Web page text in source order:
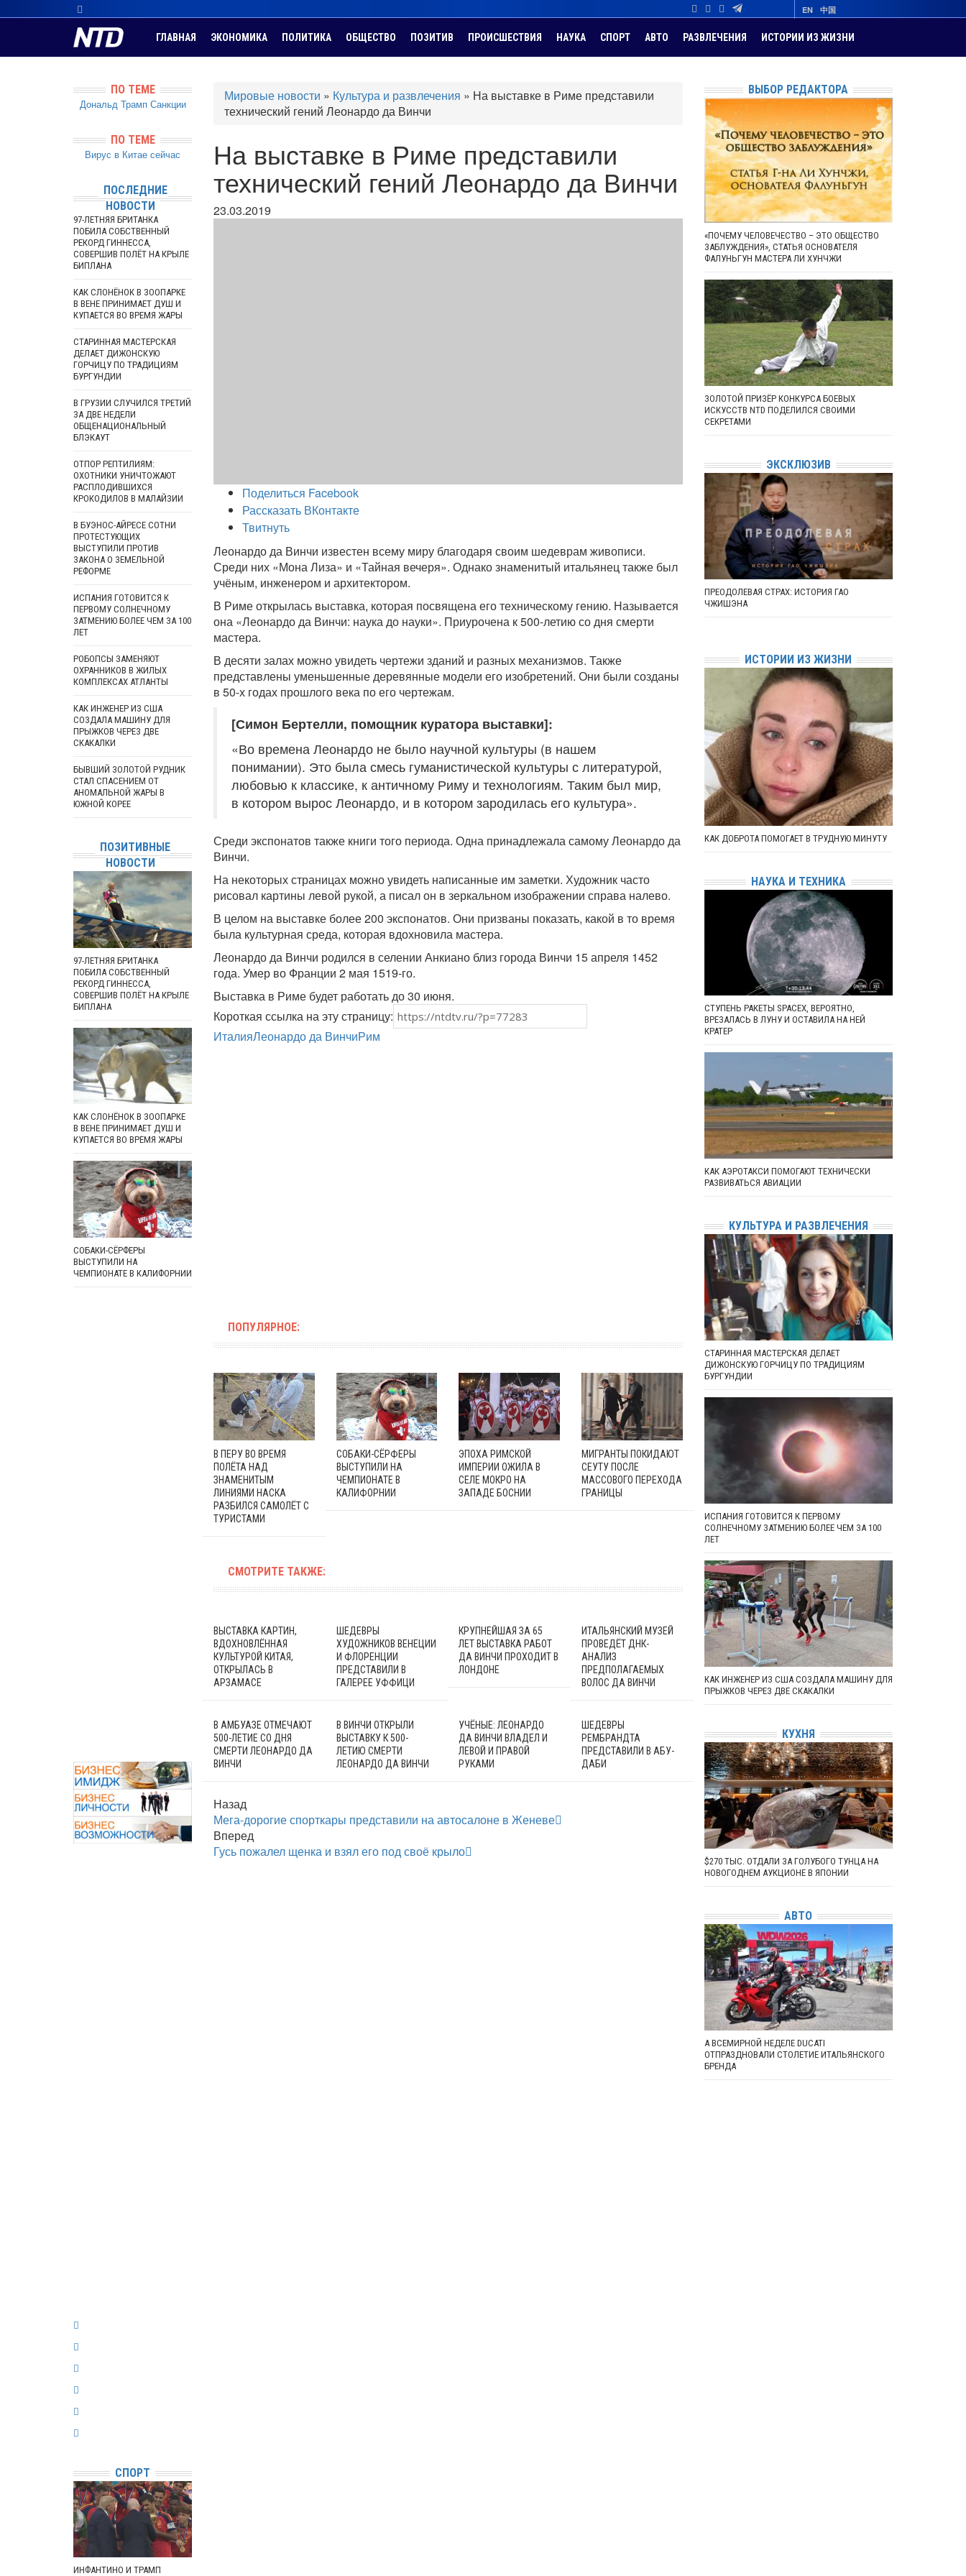
EN 中国
ГЛАВНАЯ ЭКОНОМИКА ПОЛИТИКА ОБЩЕСТВО ПОЗИТИВ ПРОИСШЕСТВИЯ НАУКА СПОРТ АВТО РАЗВЛЕЧЕНИЯ ИСТОРИИ ИЗ ЖИЗНИ
Мировые новости » Культура и развлечения » На выставке в Риме представили
технический гений Леонардо да Винчи
На выставке в Риме представили
технический гений Леонардо да Винчи
23.03.2019
Поделиться Facebook
Рассказать ВКонтакте
Твитнуть
Леонардо да Винчи известен всему миру благодаря своим шедеврам живописи.
Среди них «Мона Лиза» и «Тайная вечеря». Однако знаменитый итальянец также был
учёным, инженером и архитектором.
В Риме открылась выставка, которая посвящена его техническому гению. Называется
она «Леонардо да Винчи: наука до науки». Приурочена к 500-летию со дня смерти
мастера.
В десяти залах можно увидеть чертежи зданий и разных механизмов. Также
представлены уменьшенные деревянные модели его изобретений. Они были созданы
в 50-х годах прошлого века по его чертежам.
[Симон Бертелли, помощник куратора выставки]:
«Во времена Леонардо не было научной культуры (в нашем
понимании). Это была смесь гуманистической культуры с литературой,
любовью к классике, к античному Риму и технологиям. Таким был мир,
в котором вырос Леонардо, и в котором зародилась его культура».
Среди экспонатов также книги того периода. Одна принадлежала самому Леонардо да
Винчи.
На некоторых страницах можно увидеть написанные им заметки. Художник часто
рисовал картины левой рукой, а писал он в зеркальном изображении справа налево.
В целом на выставке более 200 экспонатов. Они призваны показать, какой в то время
была культурная среда, которая вдохновила мастера.
Леонардо да Винчи родился в селении Анкиано близ города Винчи 15 апреля 1452
года. Умер во Франции 2 мая 1519-го.
Выставка в Риме будет работать до 30 июня.
Короткая ссылка на эту страницу:
ИталияЛеонардо да ВинчиРим
ПОПУЛЯРНОЕ:
В ПЕРУ ВО ВРЕМЯ
ПОЛЁТА НАД
ЗНАМЕНИТЫМ
ЛИНИЯМИ НАСКА
РАЗБИЛСЯ САМОЛЁТ С
ТУРИСТАМИ
СОБАКИ-СЁРФЕРЫ
ВЫСТУПИЛИ НА
ЧЕМПИОНАТЕ В
КАЛИФОРНИИ
ЭПОХА РИМСКОЙ
ИМПЕРИИ ОЖИЛА В
СЕЛЕ МОКРО НА
ЗАПАДЕ БОСНИИ
МИГРАНТЫ ПОКИДАЮТ
СЕУТУ ПОСЛЕ
МАССОВОГО ПЕРЕХОДА
ГРАНИЦЫ
СМОТРИТЕ ТАКЖЕ:
ВЫСТАВКА КАРТИН,
ВДОХНОВЛЁННАЯ
КУЛЬТУРОЙ КИТАЯ,
ОТКРЫЛАСЬ В
АРЗАМАСЕ
ШЕДЕВРЫ
ХУДОЖНИКОВ ВЕНЕЦИИ
И ФЛОРЕНЦИИ
ПРЕДСТАВИЛИ В
ГАЛЕРЕЕ УФФИЦИ
КРУПНЕЙШАЯ ЗА 65
ЛЕТ ВЫСТАВКА РАБОТ
ДА ВИНЧИ ПРОХОДИТ В
ЛОНДОНЕ
ИТАЛЬЯНСКИЙ МУЗЕЙ
ПРОВЕДЁТ ДНК-
АНАЛИЗ
ПРЕДПОЛАГАЕМЫХ
ВОЛОС ДА ВИНЧИ
В АМБУАЗЕ ОТМЕЧАЮТ
500-ЛЕТИЕ СО ДНЯ
СМЕРТИ ЛЕОНАРДО ДА
ВИНЧИ
В ВИНЧИ ОТКРЫЛИ
ВЫСТАВКУ К 500-
ЛЕТИЮ СМЕРТИ
ЛЕОНАРДО ДА ВИНЧИ
УЧЁНЫЕ: ЛЕОНАРДО
ДА ВИНЧИ ВЛАДЕЛ И
ЛЕВОЙ И ПРАВОЙ
РУКАМИ
ШЕДЕВРЫ
РЕМБРАНДТА
ПРЕДСТАВИЛИ В АБУ-
ДАБИ
Назад
Мега-дорогие спорткары представили на автосалоне в Женеве
Вперед
Гусь пожалел щенка и взял его под своё крыло
ПО ТЕМЕ
Дональд Трамп Санкции
ПО ТЕМЕ
Вирус в Китае сейчас
ПОСЛЕДНИЕ
НОВОСТИ
97-ЛЕТНЯЯ БРИТАНКА
ПОБИЛА СОБСТВЕННЫЙ
РЕКОРД ГИННЕССА,
СОВЕРШИВ ПОЛЁТ НА КРЫЛЕ
БИПЛАНА
КАК СЛОНЁНОК В ЗООПАРКЕ
В ВЕНЕ ПРИНИМАЕТ ДУШ И
КУПАЕТСЯ ВО ВРЕМЯ ЖАРЫ
СТАРИННАЯ МАСТЕРСКАЯ
ДЕЛАЕТ ДИЖОНСКУЮ
ГОРЧИЦУ ПО ТРАДИЦИЯМ
БУРГУНДИИ
В ГРУЗИИ СЛУЧИЛСЯ ТРЕТИЙ
ЗА ДВЕ НЕДЕЛИ
ОБЩЕНАЦИОНАЛЬНЫЙ
БЛЭКАУТ
ОТПОР РЕПТИЛИЯМ:
ОХОТНИКИ УНИЧТОЖАЮТ
РАСПЛОДИВШИХСЯ
КРОКОДИЛОВ В МАЛАЙЗИИ
В БУЭНОС-АЙРЕСЕ СОТНИ
ПРОТЕСТУЮЩИХ
ВЫСТУПИЛИ ПРОТИВ
ЗАКОНА О ЗЕМЕЛЬНОЙ
РЕФОРМЕ
ИСПАНИЯ ГОТОВИТСЯ К
ПЕРВОМУ СОЛНЕЧНОМУ
ЗАТМЕНИЮ БОЛЕЕ ЧЕМ ЗА 100
ЛЕТ
РОБОПСЫ ЗАМЕНЯЮТ
ОХРАННИКОВ В ЖИЛЫХ
КОМПЛЕКСАХ АТЛАНТЫ
КАК ИНЖЕНЕР ИЗ США
СОЗДАЛА МАШИНУ ДЛЯ
ПРЫЖКОВ ЧЕРЕЗ ДВЕ
СКАКАЛКИ
БЫВШИЙ ЗОЛОТОЙ РУДНИК
СТАЛ СПАСЕНИЕМ ОТ
АНОМАЛЬНОЙ ЖАРЫ В
ЮЖНОЙ КОРЕЕ
ПОЗИТИВНЫЕ
НОВОСТИ
97-ЛЕТНЯЯ БРИТАНКА
ПОБИЛА СОБСТВЕННЫЙ
РЕКОРД ГИННЕССА,
СОВЕРШИВ ПОЛЁТ НА КРЫЛЕ
БИПЛАНА
КАК СЛОНЁНОК В ЗООПАРКЕ
В ВЕНЕ ПРИНИМАЕТ ДУШ И
КУПАЕТСЯ ВО ВРЕМЯ ЖАРЫ
СОБАКИ-СЁРФЕРЫ
ВЫСТУПИЛИ НА
ЧЕМПИОНАТЕ В КАЛИФОРНИИ
СПОРТ
ИНФАНТИНО И ТРАМП
ВЫБОР РЕДАКТОРА
«ПОЧЕМУ ЧЕЛОВЕЧЕСТВО – ЭТО ОБЩЕСТВО
ЗАБЛУЖДЕНИЯ», СТАТЬЯ ОСНОВАТЕЛЯ
ФАЛУНЬГУН МАСТЕРА ЛИ ХУНЧЖИ
ЗОЛОТОЙ ПРИЗЁР КОНКУРСА БОЕВЫХ
ИСКУССТВ NTD ПОДЕЛИЛСЯ СВОИМИ
СЕКРЕТАМИ
ЭКСКЛЮЗИВ
ПРЕОДОЛЕВАЯ СТРАХ: ИСТОРИЯ ГАО
ЧЖИШЭНА
ИСТОРИИ ИЗ ЖИЗНИ
КАК ДОБРОТА ПОМОГАЕТ В ТРУДНУЮ МИНУТУ
НАУКА И ТЕХНИКА
СТУПЕНЬ РАКЕТЫ SPACEX, ВЕРОЯТНО,
ВРЕЗАЛАСЬ В ЛУНУ И ОСТАВИЛА НА НЕЙ
КРАТЕР
КАК АЭРОТАКСИ ПОМОГАЮТ ТЕХНИЧЕСКИ
РАЗВИВАТЬСЯ АВИАЦИИ
КУЛЬТУРА И РАЗВЛЕЧЕНИЯ
СТАРИННАЯ МАСТЕРСКАЯ ДЕЛАЕТ
ДИЖОНСКУЮ ГОРЧИЦУ ПО ТРАДИЦИЯМ
БУРГУНДИИ
ИСПАНИЯ ГОТОВИТСЯ К ПЕРВОМУ
СОЛНЕЧНОМУ ЗАТМЕНИЮ БОЛЕЕ ЧЕМ ЗА 100
ЛЕТ
КАК ИНЖЕНЕР ИЗ США СОЗДАЛА МАШИНУ ДЛЯ
ПРЫЖКОВ ЧЕРЕЗ ДВЕ СКАКАЛКИ
КУХНЯ
$270 ТЫС. ОТДАЛИ ЗА ГОЛУБОГО ТУНЦА НА
НОВОГОДНЕМ АУКЦИОНЕ В ЯПОНИИ
АВТО
А ВСЕМИРНОЙ НЕДЕЛЕ DUCATI
ОТПРАЗДНОВАЛИ СТОЛЕТИЕ ИТАЛЬЯНСКОГО
БРЕНДА